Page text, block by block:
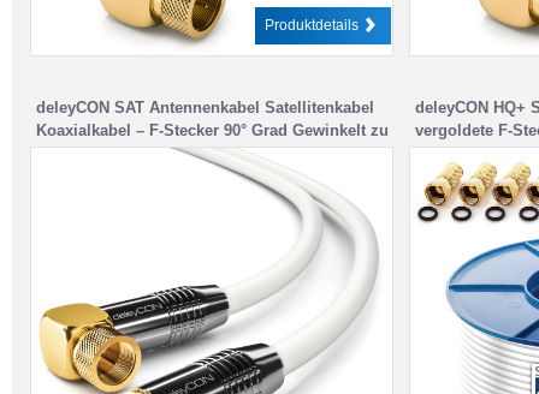
Produktdetails
deleyCON SAT Antennenkabel Satellitenkabel
Koaxialkabel – F-Stecker 90° Grad Gewinkelt zu
F-Stecker Gerade – Weiß
deleyCON HQ+
vergoldete F-